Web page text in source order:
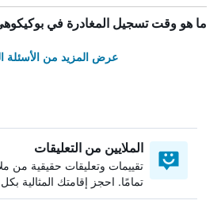
ما هو وقت تسجيل المغادرة في
عرض المزيد من الأسئلة
الملايين من التعليقات
تقييمات وتعليقات حقيقية من
تمامًا. احجز إقامتك المثالية